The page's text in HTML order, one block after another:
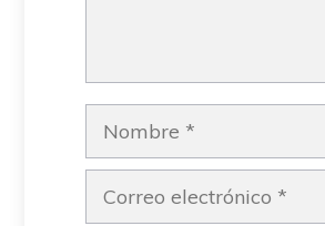
Nombre
Correo
electrónico